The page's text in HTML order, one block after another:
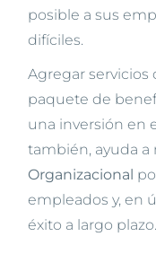
posible a sus
difíciles.
Agregar
paquete de
una inversión en
también, ayuda
Organizacional
empleados y, en
éxito a largo plazo.